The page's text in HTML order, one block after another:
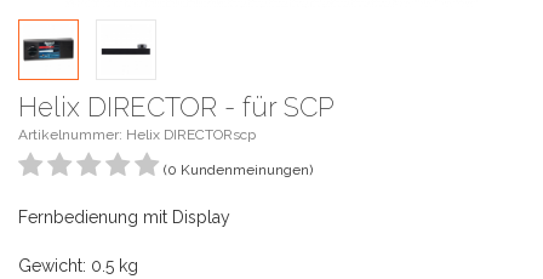
Helix DIRECTOR - für SCP
Artikelnummer: Helix DIRECTORscp
(0 Kundenmeinungen)
Fernbedienung mit Display
Gewicht: 0.5 kg